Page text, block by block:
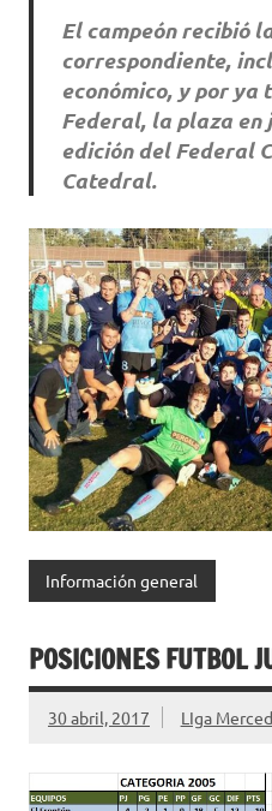
El campeón recibió
correspondiente,
económico, y por ya
Federal, la plaza en
edición del Federal
Catedral.
Información general
POSICIONES FUTBOL
30 abril, 2017 LIga